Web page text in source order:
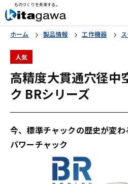
ものづくりを未来する。
ホーム 製品情報 工作機器
人気
高精度大貫通穴径中
ク BRシリーズ
今、標準チャックの歴史が変
パワーチャック